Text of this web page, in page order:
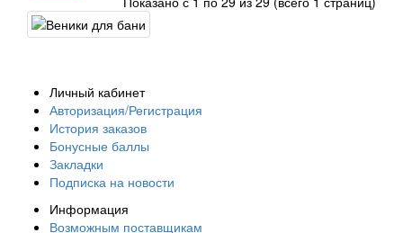
Личный кабинет
Авторизация/Регистрация
История заказов
Бонусные баллы
Закладки
Подписка на новости
Информация
Возможным поставщикам